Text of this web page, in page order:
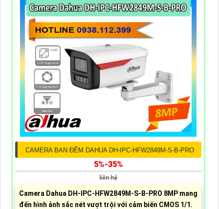
CAMERA BAN ĐÊM DAHUA DH-IPC-HFW2849M-S-B-PRO
5%-35%
liên hệ
Camera Dahua DH-IPC-HFW2849M-S-B-PRO 8MP mang
đến hình ảnh sắc nét vượt trội với cảm biến CMOS 1/1.